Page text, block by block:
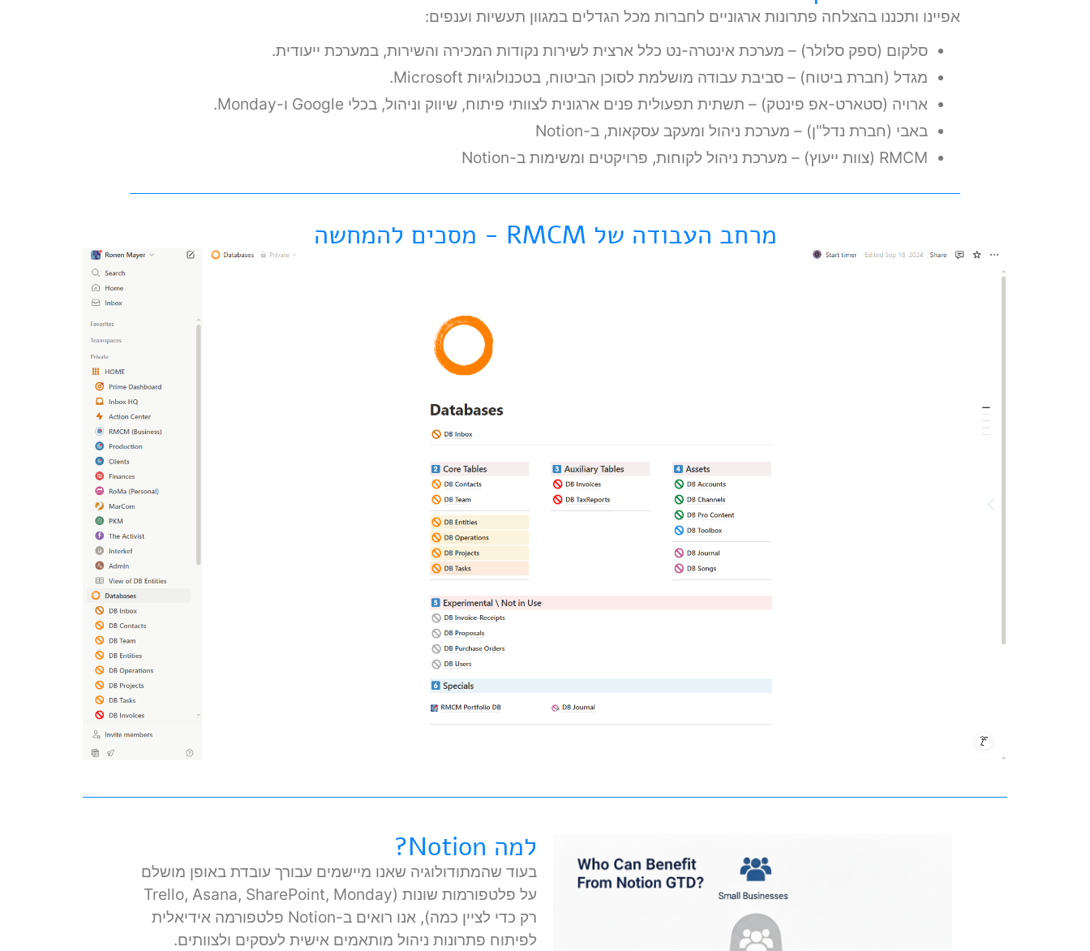
אפיינו ותכננו בהצלחה פתרונות ארגוניים לחברות מכל הגדלים במגוון תעשיות וענפים:
סלקום (ספק סלולר) – מערכת אינטרה-נט כלל ארצית לשירות נקודות המכירה והשירות, במערכת ייעודית.
מגדל (חברת ביטוח) – סביבת עבודה מושלמת לסוכן הביטוח, בטכנולוגיות Microsoft.
ארויה (סטארט-אפ פינטק) – תשתית תפעולית פנים ארגונית לצוותי פיתוח, שיווק וניהול, בכלי Google ו-Monday.
באבי (חברת נדל"ן) – מערכת ניהול ומעקב עסקאות, ב-Notion
RMCM (צוות ייעוץ) – מערכת ניהול לקוחות, פרויקטים ומשימות ב-Notion
מרחב העבודה של RMCM - מסכים להמחשה
למה Notion?
בעוד שהמתודולוגיה שאנו מיישמים עבורך עובדת באופן מושלם
על פלטפורמות שונות (Trello, Asana, SharePoint, Monday
רק כדי לציין כמה), אנו רואים ב-Notion פלטפורמה אידיאלית
לפיתוח פתרונות ניהול מותאמים אישית לעסקים ולצוותים.